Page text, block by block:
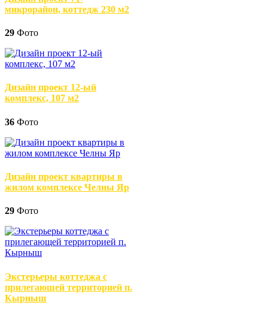
микрорайон, коттедж 230 м2
29 Фото
Дизайн проект 12-ый
комплекс, 107 м2
36 Фото
Дизайн проект квартиры в
жилом комплексе Челны Яр
29 Фото
Экстерьеры коттеджа с
прилегающей территорией п.
Кырныш